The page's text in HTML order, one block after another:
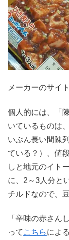
メーカーのサイ
個人的には、「
いているものは
いぶん長い間陳
ている？）、値
しと地元のイト
に、2～3人分と
チルドなので、
「辛味の赤さん
って こちらによ